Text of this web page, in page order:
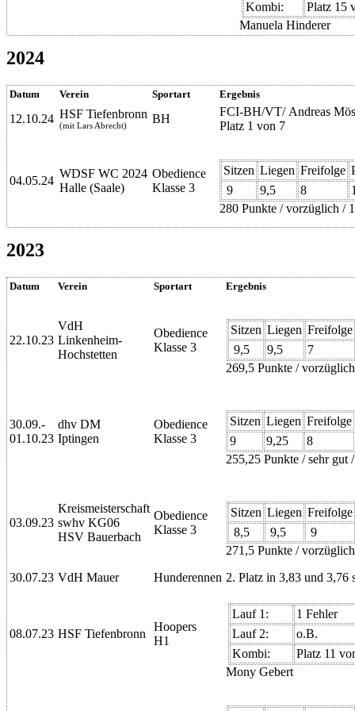
Kombi:
Platz 15
Manuela Hinderer
2024
Datum Verein Sportart Ergebnis
12.10.24 HSF Tiefenbronn
(mit Lars Abrecht)
BH
FCI-BH/VT/ Andreas
Platz 1 von 7
04.05.24
WDSF WC 2024
Halle (Saale)
Obedience
Klasse 3
Sitzen Liegen Freifolge
9
9,5 8
280 Punkte / vorzüglich /
2023
Datum Verein Sportart Ergebnis
22.10.23
VdH
Linkenheim-
Hochstetten
Obedience
Klasse 3
Sitzen Liegen Freifolge
9,5
9,5
7
269,5 Punkte /
30.09.-
01.10.23
dhv DM
Iptingen
Obedience
Klasse 3
Sitzen Liegen Freifolge
9
9,25
8
255,25 Punkte / sehr gut
03.09.23
Kreismeisterschaft
swhv KG06
HSV Bauerbach
Obedience
Klasse 3
Sitzen Liegen Freifolge
8,5
9,5
9
271,5 Punkte /
30.07.23 VdH Mauer Hunderennen 2. Platz in 3,83 und 3,76
08.07.23 HSF Tiefenbronn
Hoopers
H1
Lauf 1:
1 Fehler
Lauf 2:
o.B.
Kombi:
Platz 11
Mony Gebert